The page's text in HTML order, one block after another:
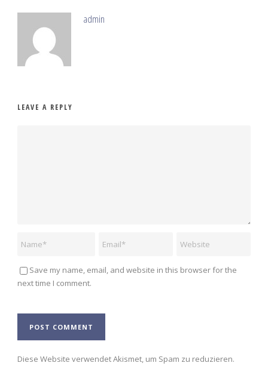
admin
LEAVE A REPLY
Save my name, email, and website in this browser for the
next time I comment.
Alternative:
Diese Website verwendet Akismet, um Spam zu reduzieren.